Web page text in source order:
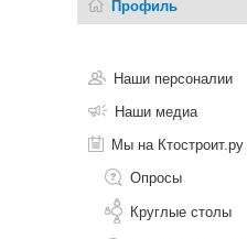
Профиль
Наши персоналии
Наши медиа
Мы на Ктостроит.ру
Опросы
Круглые столы